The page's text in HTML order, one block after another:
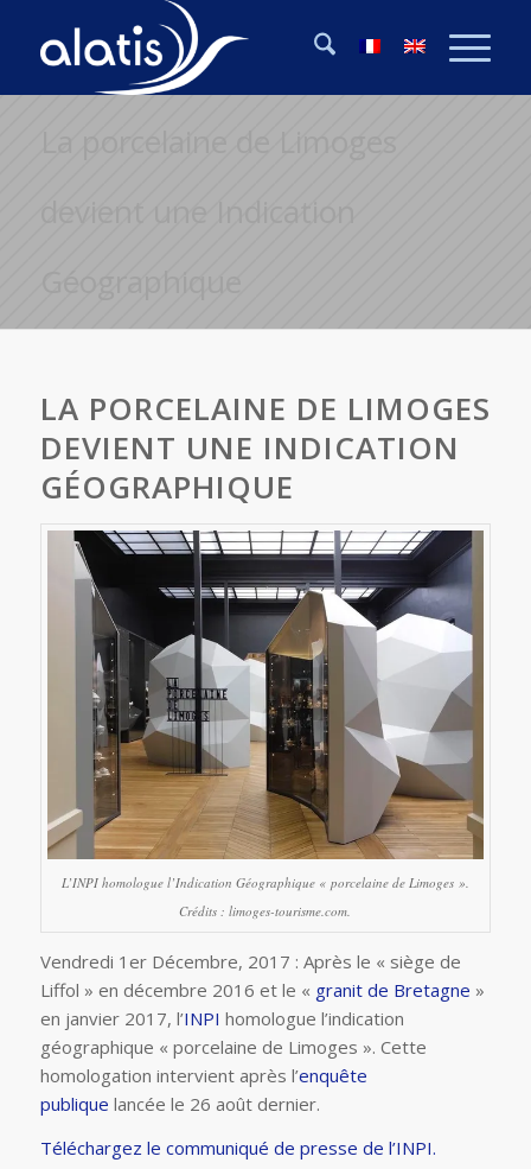
LA PORCELAINE DE LIMOGES
DEVIENT UNE INDICATION
GÉOGRAPHIQUE
L’INPI homologue l’Indication Géographique « porcelaine de Limoges ».
Crédits : limoges-tourisme.com.
Vendredi 1er Décembre, 2017 : Après le « siège de
Liffol » en décembre 2016 et le « granit de Bretagne »
en janvier 2017, l’INPI homologue l’indication
géographique « porcelaine de Limoges ». Cette
homologation intervient après l’enquête
publique lancée le 26 août dernier.
Téléchargez le communiqué de presse de l’INPI.